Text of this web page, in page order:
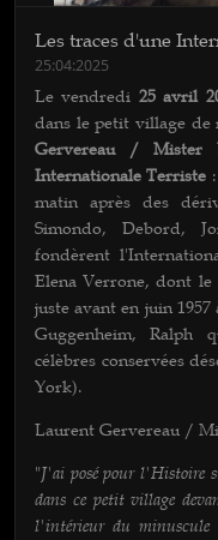
Les traces d'une
25:04:2025
Le vendredi 25 avril
dans le petit village de
Gervereau / Mister
Internationale Terriste
matin après des
Simondo, Debord,
fondèrent
Elena Verrone, dont le
juste avant en juin
Guggenheim,
célèbres conservées
York).
Laurent Gervereau /
"J'ai posé pour l'Histoire
dans ce petit village
l'intérieur du minuscule